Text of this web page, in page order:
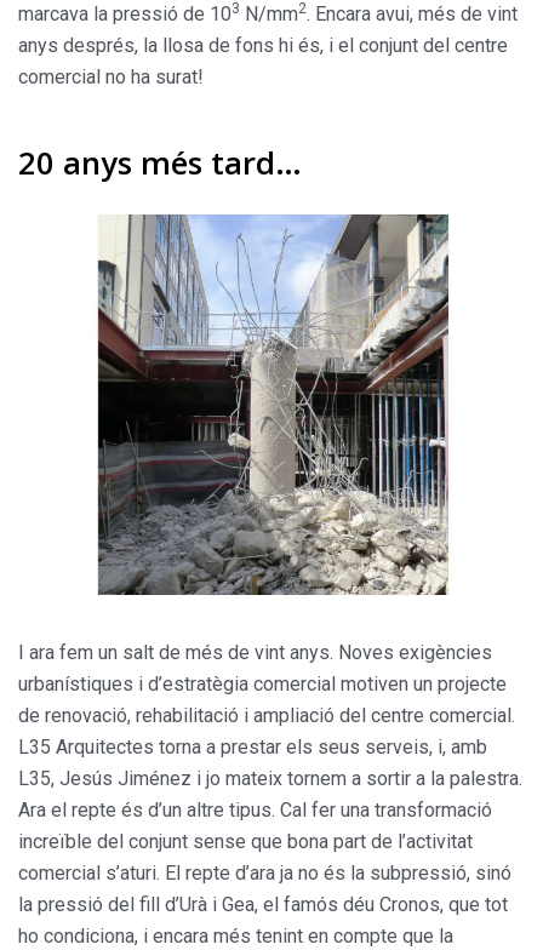
marcava la pressió de 103 N/mm2. Encara avui, més de vint
anys després, la llosa de fons hi és, i el conjunt del centre
comercial no ha surat!
20 anys més tard…
I ara fem un salt de més de vint anys. Noves exigències
urbanístiques i d’estratègia comercial motiven un projecte
de renovació, rehabilitació i ampliació del centre comercial.
L35 Arquitectes torna a prestar els seus serveis, i, amb
L35, Jesús Jiménez i jo mateix tornem a sortir a la palestra.
Ara el repte és d’un altre tipus. Cal fer una transformació
increïble del conjunt sense que bona part de l’activitat
comercial s’aturi. El repte d’ara ja no és la subpressió, sinó
la pressió del fill d’Urà i Gea, el famós déu Cronos, que tot
ho condiciona, i encara més tenint en compte que la